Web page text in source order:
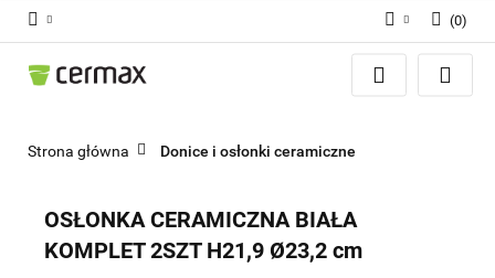
Zaloguj się
(0)
Strona główna Donice i osłonki ceramiczne
OSŁONKA CERAMICZNA BIAŁA
KOMPLET 2SZT H21,9 Ø23,2 cm